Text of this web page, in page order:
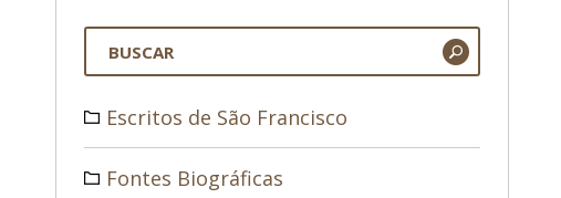
Escritos de São Francisco
Fontes Biográficas